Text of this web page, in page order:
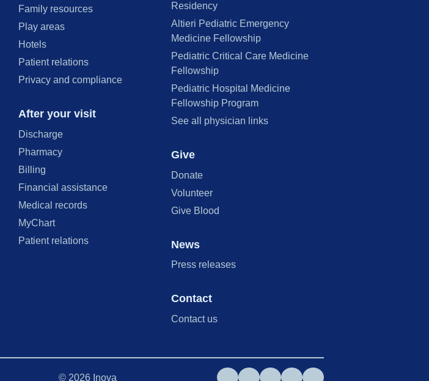
Family resources
Play areas
Hotels
Patient relations
Privacy and compliance
After your visit
Discharge
Pharmacy
Billing
Financial assistance
Medical records
MyChart
Patient relations
Residency
Altieri Pediatric Emergency
Medicine Fellowship
Pediatric Critical Care Medicine
Fellowship
Pediatric Hospital Medicine
Fellowship Program
See all physician links
Give
Donate
Volunteer
Give Blood
News
Press releases
Contact
Contact us
© 2026Inova